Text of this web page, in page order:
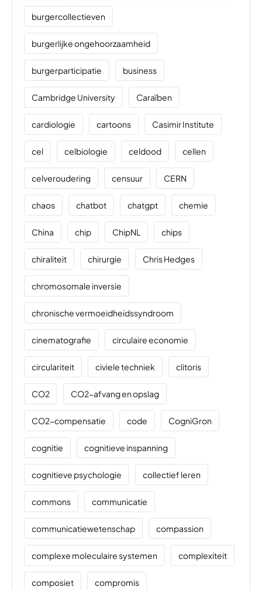
burgercollectieven
burgerlijke ongehoorzaamheid
burgerparticipatie business
Cambridge University Caraïben
cardiologie cartoons Casimir Institute
cel celbiologie celdood cellen
celveroudering censuur CERN
chaos chatbot chatgpt chemie
China chip ChipNL chips
chiraliteit chirurgie Chris Hedges
chromosomale inversie
chronische vermoeidheidssyndroom
cinematografie circulaire economie
circulariteit civiele techniek clitoris
CO2 CO2-afvang en opslag
CO2-compensatie code CogniGron
cognitie cognitieve inspanning
cognitieve psychologie collectief leren
commons communicatie
communicatiewetenschap compassion
complexe moleculaire systemen complexiteit
composiet compromis